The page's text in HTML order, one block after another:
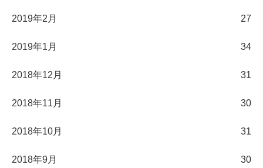
2019年2月 27
2019年1月 34
2018年12月 31
2018年11月 30
2018年10月 31
2018年9月 30